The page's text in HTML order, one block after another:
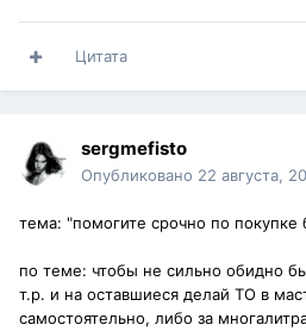
Цитата
sergmefisto
Опубликовано 22 августа,
тема: "помогите срочно по покупке
по теме: чтобы не сильно обидно
т.р. и на оставшиеся делай ТО в
самостоятельно, либо за